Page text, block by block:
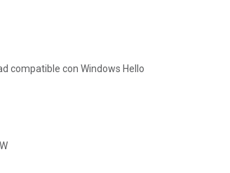
compatible con Windows Hello